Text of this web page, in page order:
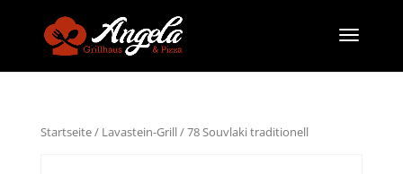
Startseite/ Lavastein-Grill/ 78 Souvlaki traditionell